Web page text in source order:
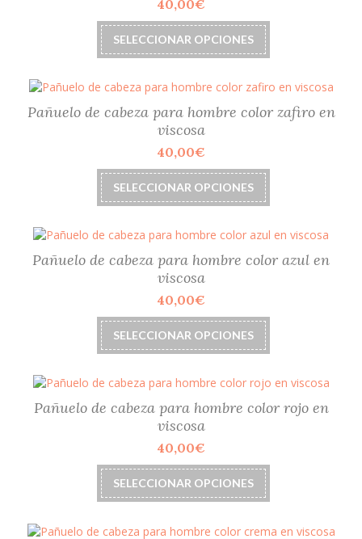
elegir
en
la
de
producto
40,00€
SELECCIONAR OPCIONES
Este
producto
tiene
variantes.
Las
opciones
elegir
en
la
de
producto
Pañuelo de cabeza para hombre color zafiro en
viscosa
40,00€
SELECCIONAR OPCIONES
Este
producto
tiene
variantes.
Las
elegir
en
la
de
producto
Pañuelo de cabeza para hombre color azul en
viscosa
40,00€
SELECCIONAR OPCIONES
Este
producto
tiene
variantes.
Las
opciones
elegir
en
la
de
Pañuelo de cabeza para hombre color rojo en
viscosa
40,00€
SELECCIONAR OPCIONES
Este
producto
tiene